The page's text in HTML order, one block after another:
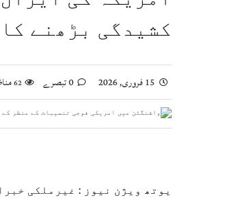
ویانا میں یوم استحصال کشمیر کی
اسحاق ڈار کی شاہ عبداللہ سے
کشیدگی بڑھنے
15 فروری, 2026 62
یوتھ ویژن نیوز : غیرملکی